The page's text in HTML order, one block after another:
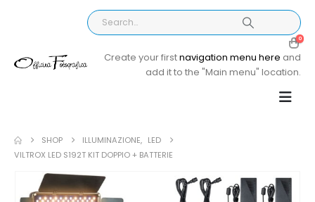
0
Create your firstnavigation menu here and
add it to the "Main menu" location.
SHOP ILLUMINAZIONE, LED
VILTROX LED S192T KIT DOPPIO + BATTERIE